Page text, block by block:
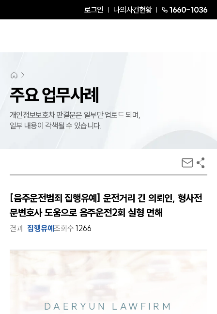
로그인 나의사건현황 1660-1036
주요 업무사례
개인정보보호차 판결문은 일부만 업로드 되며,
일부 내용이 각색될 수 있습니다.
[음주운전범죄 집행유예] 운전거리 긴 의뢰인, 형사전
문변호사 도움으로 음주운전2회 실형 면해
결과 집행유예조회수1266
DAERYUN LAWFIRM